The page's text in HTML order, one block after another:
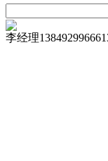
李经理13849299666